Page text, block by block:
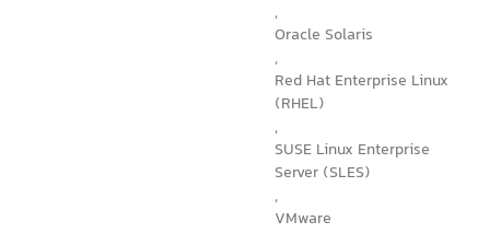
,
Oracle Solaris
,
Red Hat Enterprise Linux
(RHEL)
,
SUSE Linux Enterprise
Server (SLES)
,
VMware